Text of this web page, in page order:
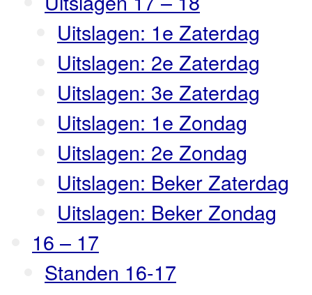
Uitslagen: 1e Zaterdag
Uitslagen: 2e Zaterdag
Uitslagen: 3e Zaterdag
Uitslagen: 1e Zondag
Uitslagen: 2e Zondag
Uitslagen: Beker Zaterdag
Uitslagen: Beker Zondag
16 – 17
Standen 16-17